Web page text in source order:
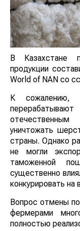
В Казахстане
продукции
World of NAN со
К сожалению,
уничтожать
страны. Однако
не могли
таможенной
существенно
конкурировать
Вопрос отмены
фермерами
полностью